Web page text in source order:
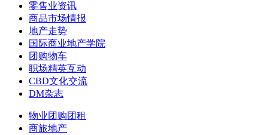
零售业资讯
商品市场情报
地产走势
国际商业地产学院
团购物车
职场精英互动
CBD文化交流
DM杂志
物业团购团租
商旅地产